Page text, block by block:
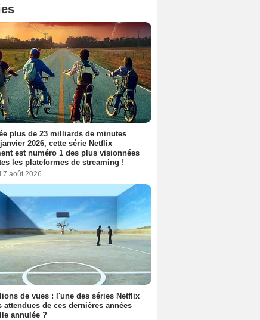
plus de 23 milliards de minutes
2026, cette série Netflix
est numéro 1 des plus visionnées
les plateformes de streaming !
7 août 2026
de vues : l'une des séries Netflix
attendues de ces dernières années
annulée ?